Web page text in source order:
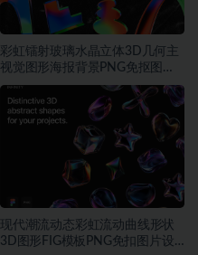
彩虹镭射玻璃水晶立体3D几何主
视觉图形海报背景PNG免抠图片
素材
现代潮流动态彩虹流动曲线形状
3D图形FIG模板PNG免扣图片设